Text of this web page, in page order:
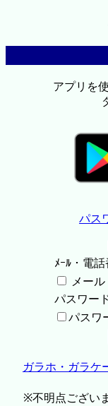
アプリを
パス
ﾒｰﾙ・電
メー
パスワー
パスワ
ガラホ・ガラケ
※不明点ござい